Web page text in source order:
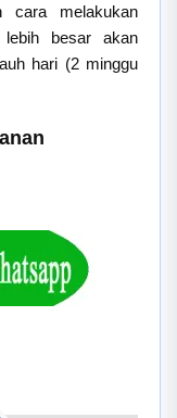
cara melakukan
lebih besar akan
hari (2 minggu